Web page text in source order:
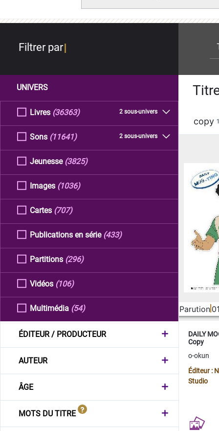
Filtrer par
UNIVERS
Livres 2 sous-univers
(36363)
Sons 2 sous-univers
(11641)
Jeunesse (3825)
Images (1036)
Cartes (707)
Publications en série (433)
Partitions (296)
Vidéos (106)
Multimédia (54)
ÉDITEUR / PRODUCTEUR
AUTEUR
ÂGE
MOTS DU TITRE
copy
Parution
DAILY
Copy
o-okun
Éditeur :
Studio